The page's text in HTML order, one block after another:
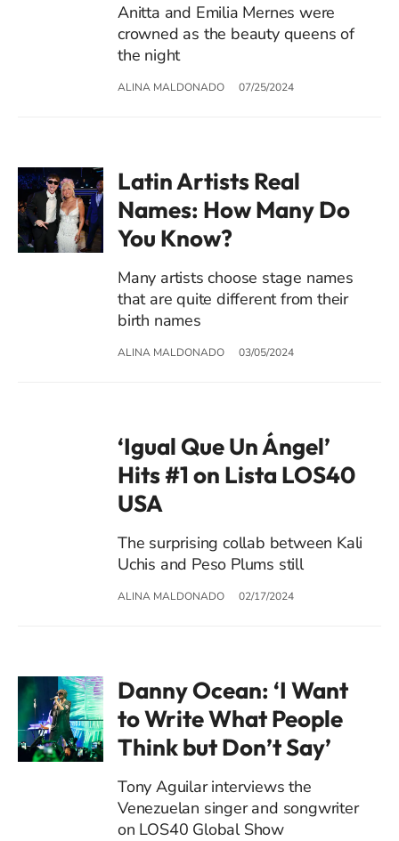
Anitta and Emilia Mernes were
crowned as the beauty queens of
the night
ALINA MALDONADO 07/25/2024
Latin Artists Real
Names: How Many Do
You Know?
Many artists choose stage names
that are quite different from their
birth names
ALINA MALDONADO 03/05/2024
‘Igual Que Un Ángel’
Hits #1 on Lista LOS40
USA
The surprising collab between Kali
Uchis and Peso Plums still
ALINA MALDONADO 02/17/2024
Danny Ocean: ‘I Want
to Write What People
Think but Don’t Say’
Tony Aguilar interviews the
Venezuelan singer and songwriter
on LOS40 Global Show